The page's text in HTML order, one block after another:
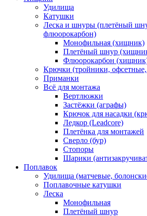
Удилища
Катушки
Леска и шнуры (плетёный
флюорокарбон)
Монофильная (хищник)
Плетёный шнур
Флюорокарбон
Крючки (тройники,
Приманки
Всё для монтажа
Вертлюжки
Застёжки (аграфы)
Крючок для насадки
Ледкор (Leadcore)
Плетёнка для монтажей
Сверло (бур)
Стопоры
Шарики
Поплавок
Удилища (матчевые,
Поплавочные катушки
Леска
Монофильная
Плетёный шнур